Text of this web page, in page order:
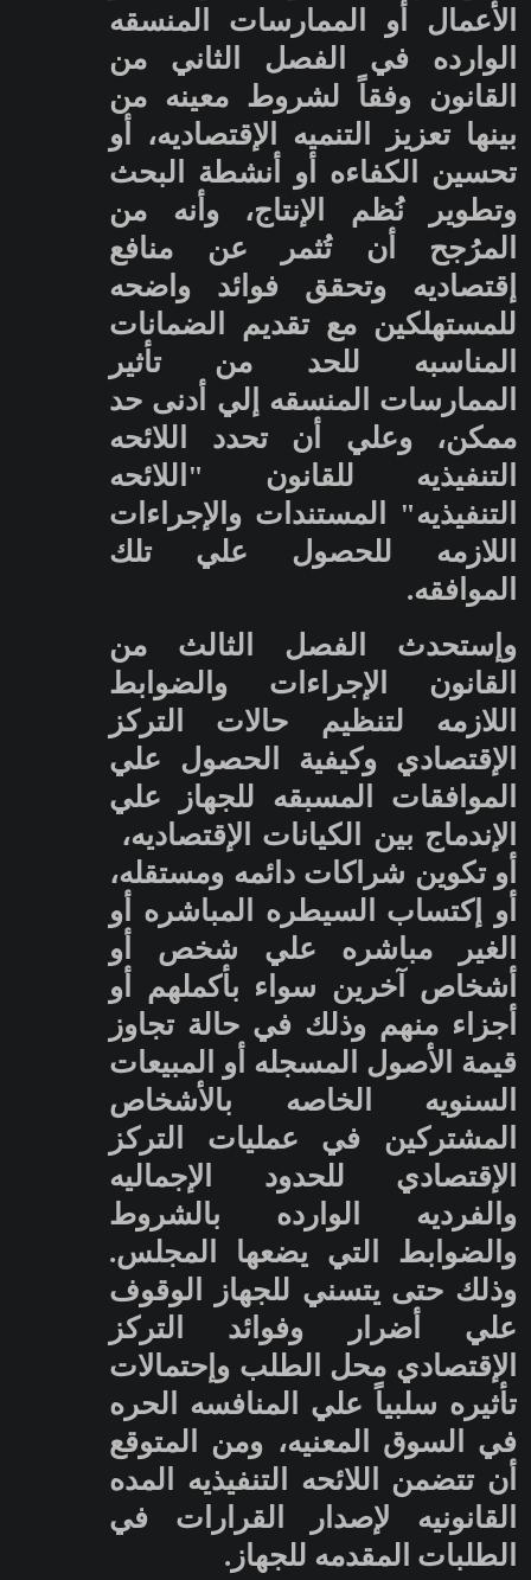
الأعمال أو الممارسات المنسقه
الوارده في الفصل الثاني من
القانون وفقاً لشروط معينه من
بينها تعزيز التنميه الإقتصاديه، أو
تحسين الكفاءه أو أنشطة البحث
وتطوير نُظم الإنتاج، وأنه من
المرُجح أن تُثمر عن منافع
إقتصاديه وتحقق فوائد واضحه
للمستهلكين مع تقديم الضمانات
المناسبه للحد من تأثير
الممارسات المنسقه إلي أدنى حد
ممكن، وعلي أن تحدد اللائحه
التنفيذيه للقانون "اللائحه
التنفيذيه" المستندات والإجراءات
اللازمه للحصول علي تلك
الموافقه.
وإستحدث الفصل الثالث من
القانون الإجراءات والضوابط
اللازمه لتنظيم حالات التركز
الإقتصادي وكيفية الحصول علي
الموافقات المسبقه للجهاز علي
الإندماج بين الكيانات الإقتصاديه،
أو تكوين شراكات دائمه ومستقله،
أو إكتساب السيطره المباشره أو
الغير مباشره علي شخص أو
أشخاص آخرين سواء بأكملهم أو
أجزاء منهم وذلك في حالة تجاوز
قيمة الأصول المسجله أو المبيعات
السنويه الخاصه بالأشخاص
المشتركين في عمليات التركز
الإقتصادي للحدود الإجماليه
والفرديه الوارده بالشروط
والضوابط التي يضعها المجلس.
وذلك حتى يتسني للجهاز الوقوف
علي أضرار وفوائد التركز
الإقتصادي محل الطلب وإحتمالات
تأثيره سلبياً علي المنافسه الحره
في السوق المعنيه، ومن المتوقع
أن تتضمن اللائحه التنفيذيه المده
القانونيه لإصدار القرارات في
الطلبات المقدمه للجهاز.